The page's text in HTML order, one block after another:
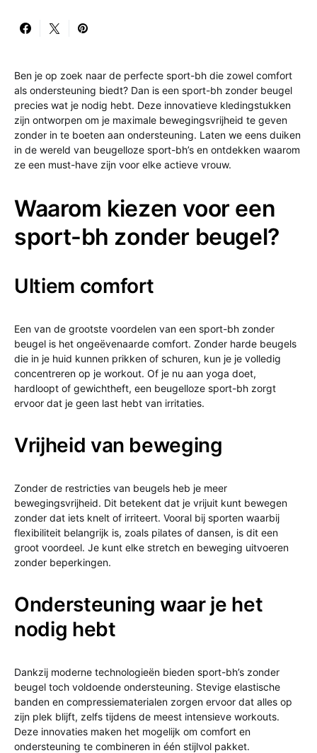
Ben je op zoek naar de perfecte sport-bh die zowel comfort
als ondersteuning biedt? Dan is een sport-bh zonder beugel
precies wat je nodig hebt. Deze innovatieve kledingstukken
zijn ontworpen om je maximale bewegingsvrijheid te geven
zonder in te boeten aan ondersteuning. Laten we eens duiken
in de wereld van beugelloze sport-bh’s en ontdekken waarom
ze een must-have zijn voor elke actieve vrouw.
Waarom kiezen voor een
sport-bh zonder beugel?
Ultiem comfort
Een van de grootste voordelen van een sport-bh zonder
beugel is het ongeëvenaarde comfort. Zonder harde beugels
die in je huid kunnen prikken of schuren, kun je je volledig
concentreren op je workout. Of je nu aan yoga doet,
hardloopt of gewichtheft, een beugelloze sport-bh zorgt
ervoor dat je geen last hebt van irritaties.
Vrijheid van beweging
Zonder de restricties van beugels heb je meer
bewegingsvrijheid. Dit betekent dat je vrijuit kunt bewegen
zonder dat iets knelt of irriteert. Vooral bij sporten waarbij
flexibiliteit belangrijk is, zoals pilates of dansen, is dit een
groot voordeel. Je kunt elke stretch en beweging uitvoeren
zonder beperkingen.
Ondersteuning waar je het
nodig hebt
Dankzij moderne technologieën bieden sport-bh’s zonder
beugel toch voldoende ondersteuning. Stevige elastische
banden en compressiematerialen zorgen ervoor dat alles op
zijn plek blijft, zelfs tijdens de meest intensieve workouts.
Deze innovaties maken het mogelijk om comfort en
ondersteuning te combineren in één stijlvol pakket.